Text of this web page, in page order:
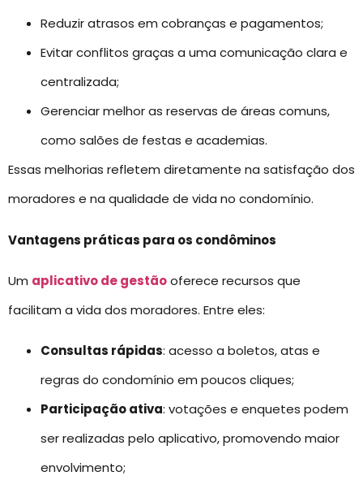
Reduzir atrasos em cobranças e pagamentos;
Evitar conflitos graças a uma comunicação clara e
centralizada;
Gerenciar melhor as reservas de áreas comuns,
como salões de festas e academias.
Essas melhorias refletem diretamente na satisfação dos
moradores e na qualidade de vida no condomínio.
Vantagens práticas para os condôminos
Um aplicativo de gestãooferece recursos que
facilitam a vida dos moradores. Entre eles:
Consultas rápidas: acesso a boletos, atas e
regras do condomínio em poucos cliques;
Participação ativa: votações e enquetes podem
ser realizadas pelo aplicativo, promovendo maior
envolvimento;